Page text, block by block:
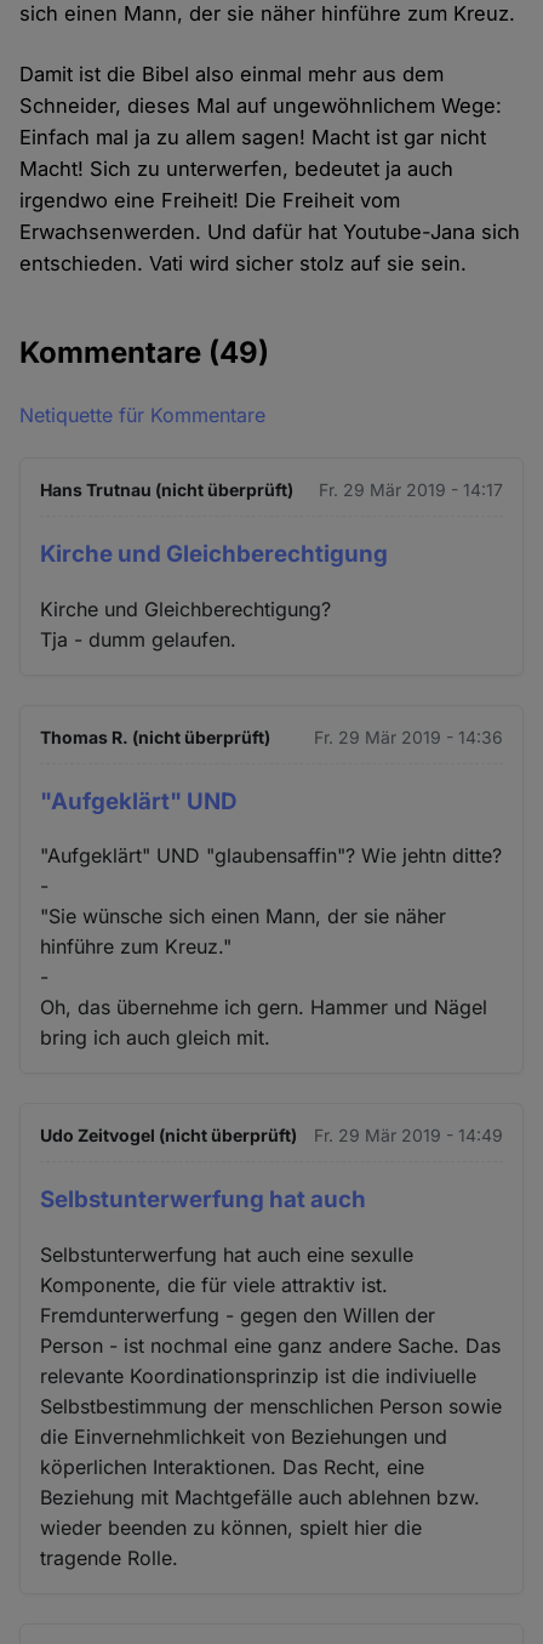
sich einen Mann, der sie näher hinführe zum Kreuz.
Damit ist die Bibel also einmal mehr aus dem
Schneider, dieses Mal auf ungewöhnlichem Wege:
Einfach mal ja zu allem sagen! Macht ist gar nicht
Macht! Sich zu unterwerfen, bedeutet ja auch
irgendwo eine Freiheit! Die Freiheit vom
Erwachsenwerden. Und dafür hat Youtube-Jana sich
entschieden. Vati wird sicher stolz auf sie sein.
Kommentare (49)
Netiquette für Kommentare
Hans Trutnau (nicht überprüft) Fr. 29 Mär 2019 - 14:17
Kirche und Gleichberechtigung
Kirche und Gleichberechtigung?
Tja - dumm gelaufen.
Thomas R. (nicht überprüft) Fr. 29 Mär 2019 - 14:36
"Aufgeklärt" UND
"Aufgeklärt" UND "glaubensaffin"? Wie jehtn ditte?
-
"Sie wünsche sich einen Mann, der sie näher
hinführe zum Kreuz."
-
Oh, das übernehme ich gern. Hammer und Nägel
bring ich auch gleich mit.
Udo Zeitvogel (nicht überprüft) Fr. 29 Mär 2019 - 14:49
Selbstunterwerfung hat auch
Selbstunterwerfung hat auch eine sexulle
Komponente, die für viele attraktiv ist.
Fremdunterwerfung - gegen den Willen der
Person - ist nochmal eine ganz andere Sache. Das
relevante Koordinationsprinzip ist die indiviuelle
Selbstbestimmung der menschlichen Person sowie
die Einvernehmlichkeit von Beziehungen und
köperlichen Interaktionen. Das Recht, eine
Beziehung mit Machtgefälle auch ablehnen bzw.
wieder beenden zu können, spielt hier die
tragende Rolle.